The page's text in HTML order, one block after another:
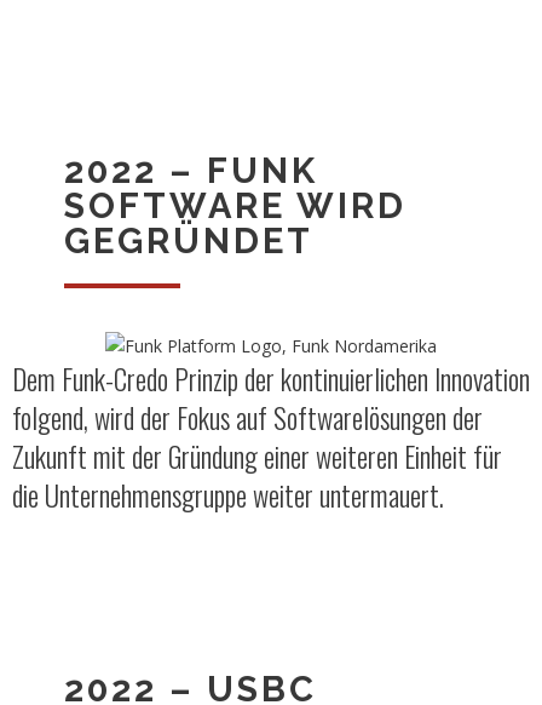
2022 – FUNK
SOFTWARE WIRD
GEGRÜNDET
Dem Funk-Credo Prinzip der kontinuierlichen Innovation
folgend, wird der Fokus auf Softwarelösungen der
Zukunft mit der Gründung einer weiteren Einheit für
die Unternehmensgruppe weiter untermauert.
2022 – USBC